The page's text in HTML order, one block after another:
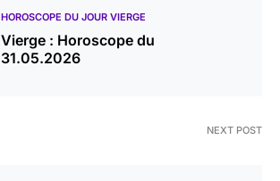
HOROSCOPE DU JOUR VIERGE
Vierge : Horoscope du
31.05.2026
NEXT POST